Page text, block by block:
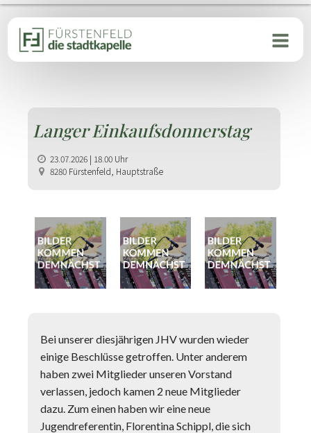
Langer Einkaufsdonnerstag
23.07.2026 | 18.00 Uhr
8280 Fürstenfeld, Hauptstraße
Bei unserer diesjährigen JHV wurden wieder
einige Beschlüsse getroffen. Unter anderem
haben zwei Mitglieder unseren Vorstand
verlassen, jedoch kamen 2 neue Mitglieder
dazu. Zum einen haben wir eine neue
Jugendreferentin, Florentina Schippl, die sich